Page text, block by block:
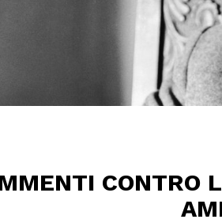
CONTRO